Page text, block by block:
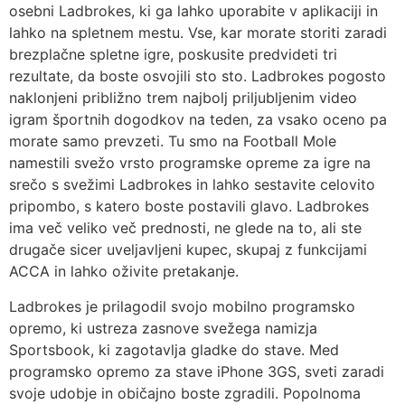
osebni Ladbrokes, ki ga lahko uporabite v aplikaciji in
lahko na spletnem mestu. Vse, kar morate storiti zaradi
brezplačne spletne igre, poskusite predvideti tri
rezultate, da boste osvojili sto sto. Ladbrokes pogosto
naklonjeni približno trem najbolj priljubljenim video
igram športnih dogodkov na teden, za vsako oceno pa
morate samo prevzeti. Tu smo na Football Mole
namestili svežo vrsto programske opreme za igre na
srečo s svežimi Ladbrokes in lahko sestavite celovito
pripombo, s katero boste postavili glavo. Ladbrokes
ima več veliko več prednosti, ne glede na to, ali ste
drugače sicer uveljavljeni kupec, skupaj z funkcijami
ACCA in lahko oživite pretakanje.
Ladbrokes je prilagodil svojo mobilno programsko
opremo, ki ustreza zasnove svežega namizja
Sportsbook, ki zagotavlja gladke do stave. Med
programsko opremo za stave iPhone 3GS, sveti zaradi
svoje udobje in običajno boste zgradili. Popolnoma